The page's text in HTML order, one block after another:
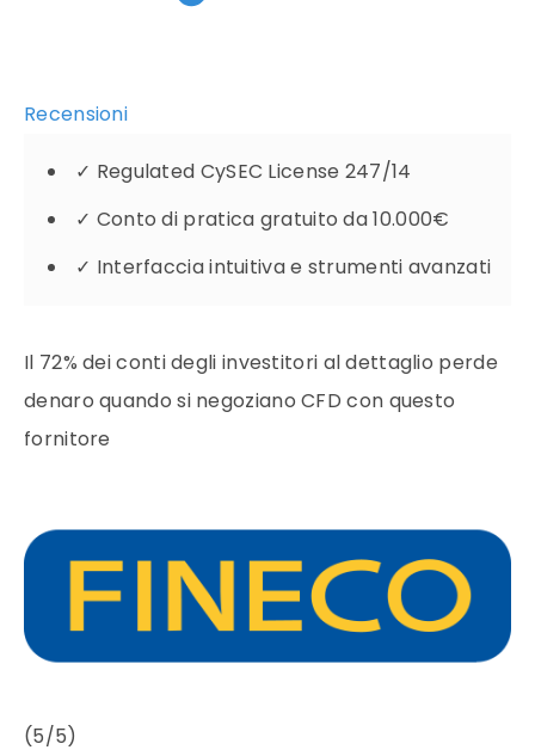
Recensioni
✓ Regulated CySEC License 247/14
✓ Conto di pratica gratuito da 10.000€
✓ Interfaccia intuitiva e strumenti avanzati
Il 72% dei conti degli investitori al dettaglio perde
denaro quando si negoziano CFD con questo
fornitore
(5/5)